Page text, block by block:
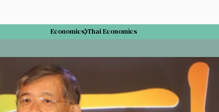
Economics Thai Economics